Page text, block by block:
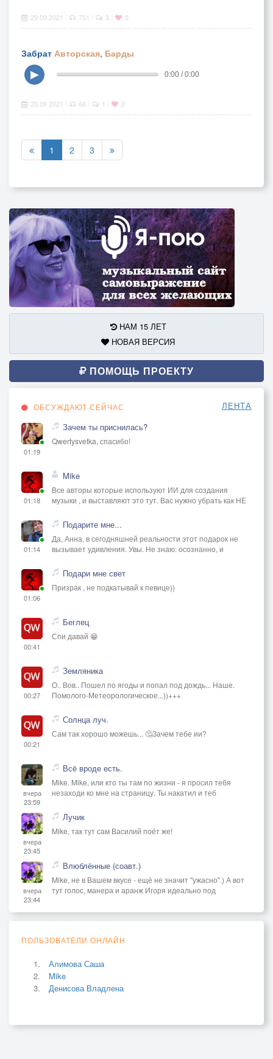
29.09.2021 751 3 5
Забрат Авторская, Барды
▶
0:00 / 0:00
20.09.2021 66 1 2
1 2 3
НАМ 15 ЛЕТ
НОВАЯ ВЕРСИЯ
ПОМОЩЬ ПРОЕКТУ
ОБСУЖДАЮТ СЕЙЧАС ЛЕНТА
01:19
Зачем ты приснилась?
Qwertysvetka, спасибо!
01:18
Mike
Все авторы которые используют ИИ для создания
музыки , и выставляют это тут. Вас нужно убрать как НЕ
01:14
Подарите мне...
Да, Анна, в сегодняшней реальности этот подарок не
вызывает удивления. Увы. Не знаю: осознанно, и
01:06
Подари мне свет
Призрак , не подкатывай к певице))
00:41
Беглец
Спи давай 😁
00:27
Земляника
О.. Вов.. Пошел по ягоды и попал под дождь... Наше.
Помолого-Метеорологическое...))+++
00:21
Солнца луч.
Сам так хорошо можешь... 🤔Зачем тебе ии?
вчера
23:59
Всё вроде есть.
Mike. Mike, или кто ты там по жизни - я просил тебя
незаходи ко мне на страницу. Ты накатил и теб
вчера
23:45
Лучик
Mike, так тут сам Василий поёт же!
вчера
23:44
Влюблённые (соавт.)
Mike, не в Вашем вкусе - ещё не значит "ужасно".) А вот
тут голос, манера и аранж Игоря идеально под
ПОЛЬЗОВАТЕЛИ ОНЛАЙН
Алимова Саша
Mike
Денисова Владлена